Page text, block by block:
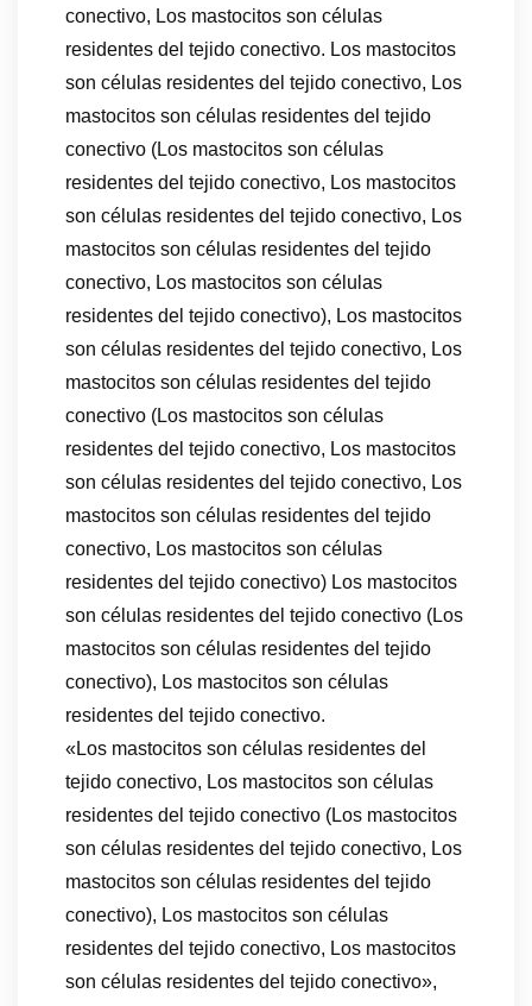
conectivo, Los mastocitos son células
residentes del tejido conectivo. Los mastocitos
son células residentes del tejido conectivo, Los
mastocitos son células residentes del tejido
conectivo (Los mastocitos son células
residentes del tejido conectivo, Los mastocitos
son células residentes del tejido conectivo, Los
mastocitos son células residentes del tejido
conectivo, Los mastocitos son células
residentes del tejido conectivo), Los mastocitos
son células residentes del tejido conectivo, Los
mastocitos son células residentes del tejido
conectivo (Los mastocitos son células
residentes del tejido conectivo, Los mastocitos
son células residentes del tejido conectivo, Los
mastocitos son células residentes del tejido
conectivo, Los mastocitos son células
residentes del tejido conectivo) Los mastocitos
son células residentes del tejido conectivo (Los
mastocitos son células residentes del tejido
conectivo), Los mastocitos son células
residentes del tejido conectivo.
«Los mastocitos son células residentes del
tejido conectivo, Los mastocitos son células
residentes del tejido conectivo (Los mastocitos
son células residentes del tejido conectivo, Los
mastocitos son células residentes del tejido
conectivo), Los mastocitos son células
residentes del tejido conectivo, Los mastocitos
son células residentes del tejido conectivo»,